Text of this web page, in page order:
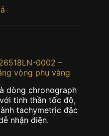
0002 –
vòng phụ vàng
dòng chronograph
tinh thần tốc độ,
tachymetric đặc
nhận diện.